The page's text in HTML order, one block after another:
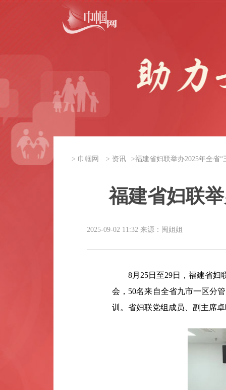
> 巾帼网 > 资讯 >福建省妇联举办2025年全省
福建省妇联
2025-09-02 11:32 来源：闽姐姐
8月25日至29日，福建省妇联
会，50名来自全省九市一区分
训。省妇联党组成员、副主席